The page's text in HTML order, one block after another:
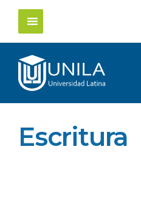
Saltar
contenido
Escritura